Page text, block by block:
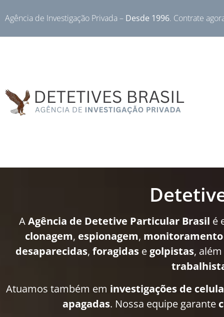
Agência de Investigação Privada – Desde 1996. Contrate
AAgência de Detetive Particular Brasil é
clonagem, espionagem, monitoramento
desaparecidas, foragidas e golpistas,
Atuamos também em investigações de
apagadas. Nossa equipe garante